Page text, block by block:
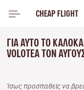
CHEAP FLIGHT
ΓΙΑ ΑΥΤΌ ΤΟ
VOLOTEA ΤΟΝ
Ίσως προσπαθείς να